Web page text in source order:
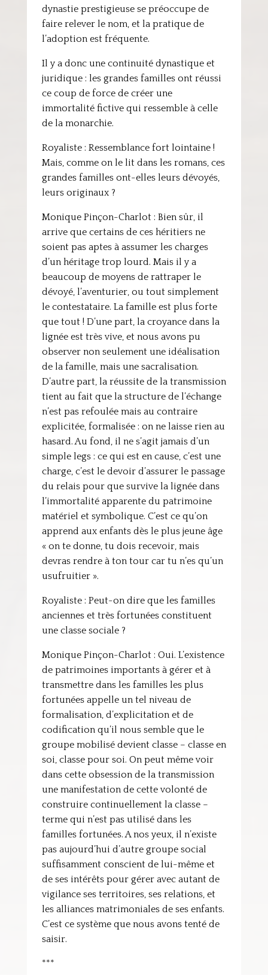
dynastie prestigieuse se préoccupe de
faire relever le nom, et la pratique de
l’adoption est fréquente.
Il y a donc une continuité dynastique et
juridique : les grandes familles ont réussi
ce coup de force de créer une
immortalité fictive qui ressemble à celle
de la monarchie.
Royaliste : Ressemblance fort lointaine !
Mais, comme on le lit dans les romans, ces
grandes familles ont-elles leurs dévoyés,
leurs originaux ?
Monique Pinçon-Charlot : Bien sûr, il
arrive que certains de ces héritiers ne
soient pas aptes à assumer les charges
d’un héritage trop lourd. Mais il y a
beaucoup de moyens de rattraper le
dévoyé, l’aventurier, ou tout simplement
le contestataire. La famille est plus forte
que tout ! D’une part, la croyance dans la
lignée est très vive, et nous avons pu
observer non seulement une idéalisation
de la famille, mais une sacralisation.
D’autre part, la réussite de la transmission
tient au fait que la structure de l’échange
n’est pas refoulée mais au contraire
explicitée, formalisée : on ne laisse rien au
hasard. Au fond, il ne s’agit jamais d’un
simple legs : ce qui est en cause, c’est une
charge, c’est le devoir d’assurer le passage
du relais pour que survive la lignée dans
l’immortalité apparente du patrimoine
matériel et symbolique. C’est ce qu’on
apprend aux enfants dès le plus jeune âge
« on te donne, tu dois recevoir, mais
devras rendre à ton tour car tu n’es qu’un
usufruitier ».
Royaliste : Peut-on dire que les familles
anciennes et très fortunées constituent
une classe sociale ?
Monique Pinçon-Charlot : Oui. L’existence
de patrimoines importants à gérer et à
transmettre dans les familles les plus
fortunées appelle un tel niveau de
formalisation, d’explicitation et de
codification qu’il nous semble que le
groupe mobilisé devient classe – classe en
soi, classe pour soi. On peut même voir
dans cette obsession de la transmission
une manifestation de cette volonté de
construire continuellement la classe –
terme qui n’est pas utilisé dans les
familles fortunées. A nos yeux, il n’existe
pas aujourd’hui d’autre groupe social
suffisamment conscient de lui-même et
de ses intérêts pour gérer avec autant de
vigilance ses territoires, ses relations, et
les alliances matrimoniales de ses enfants.
C’est ce système que nous avons tenté de
saisir.
***